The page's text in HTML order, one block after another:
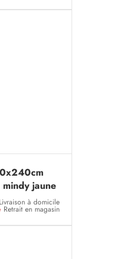
jaune
Livraison à domicile
Retrait en magasin